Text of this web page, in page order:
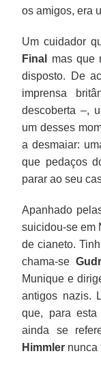
os amigos, era
Um cuidador
Final
mas que
disposto. De
imprensa
descoberta –,
um desses
a desmaiar:
que pedaços
parar ao seu
Apanhado
suicidou-se em
de cianeto.
chama-se
Munique e
antigos nazis.
que, para
ainda se
Himmler nunca